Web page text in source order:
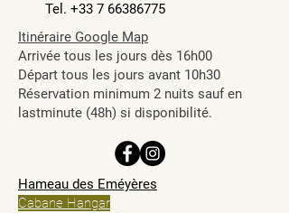
Tel. +33 7 66386775
Itinéraire Google Map
Arrivée tous les jours dès 16h00
Départ tous les jours avant 10h30
Réservation minimum 2 nuits sauf en
lastminute (48h) si disponibilité.
Hameau des Eméyères
Cabane Hangar